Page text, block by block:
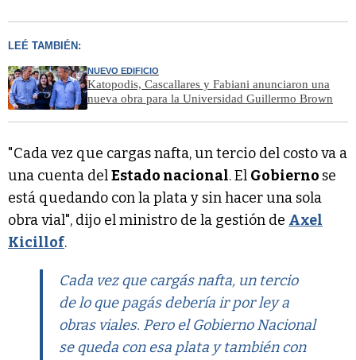
LEÉ TAMBIÉN:
NUEVO EDIFICIO
Katopodis, Cascallares y Fabiani anunciaron una
nueva obra para la Universidad Guillermo Brown
"Cada vez que cargas nafta, un tercio del costo va a
una cuenta delEstado nacional. El Gobierno se
está quedando con la plata y sin hacer una sola
obra vial", dijo el ministro de la gestión de Axel
Kicillof.
Cada vez que cargás nafta, un tercio
de lo que pagás debería ir por ley a
obras viales. Pero el Gobierno Nacional
se queda con esa plata y también con